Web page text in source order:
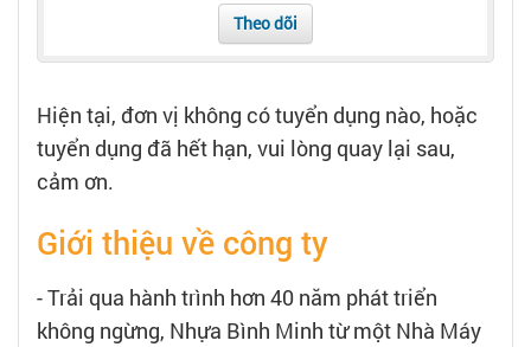
Bạn cần tuyển người
Nhà tuyển dụng
Theo dõi
Hiện tại, đơn vị không có tuyển dụng nào, hoặc
tuyển dụng đã hết hạn, vui lòng quay lại sau,
cảm ơn.
Giới thiệu về công ty
- Trải qua hành trình hơn 40 năm phát triển
không ngừng, Nhựa Bình Minh từ một Nhà Máy